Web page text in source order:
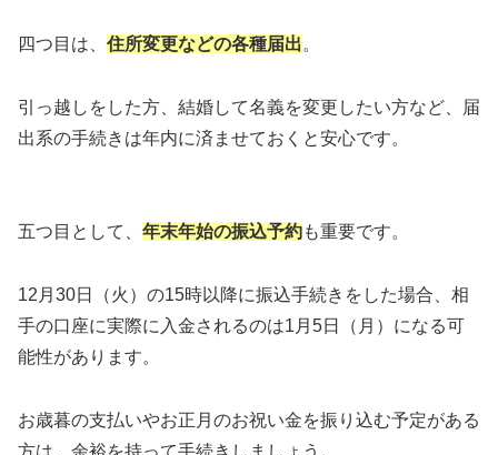
四つ目は、 住所変更などの各種届出。
引っ越しをした方、結婚して名義を変更したい方など、届
出系の手続きは年内に済ませておくと安心です。
五つ目として、 年末年始の振込予約も重要です。
12月30日（火）の15時以降に振込手続きをした場合、相
手の口座に実際に入金されるのは1月5日（月）になる可
能性があります。
お歳暮の支払いやお正月のお祝い金を振り込む予定がある
方は、余裕を持って手続きしましょう。